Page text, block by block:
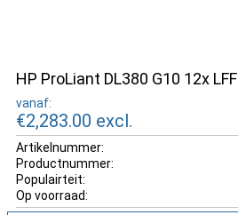
HP ProLiant DL380 G10 12x LFF
vanaf:
€2,283.00 excl.
Artikelnummer:
Productnummer:
Populairteit:
Op voorraad: